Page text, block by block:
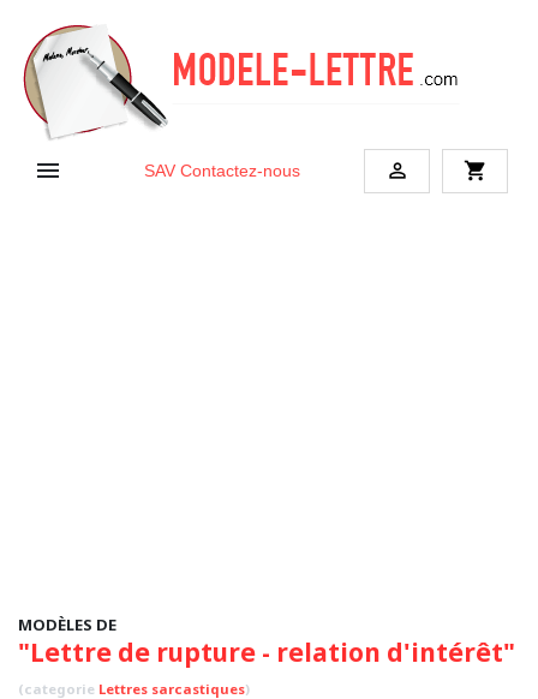
 SAV Contactez-nous  shopping_cart
MODÈLES DE
"Lettre de rupture - relation d'intérêt"
(categorie Lettres sarcastiques)